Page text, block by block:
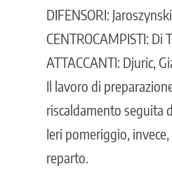
DIFENSORI:
CENTROCAMPISTI:
ATTACCANTI: Djuric,
Il lavoro di
riscaldamento seguita
Ieri pomeriggio,
reparto.